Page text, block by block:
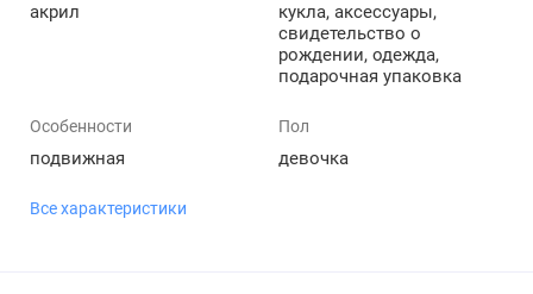
акрил
кукла, аксессуары,
свидетельство о
рождении, одежда,
подарочная упаковка
Особенности
подвижная
Пол
девочка
Все характеристики